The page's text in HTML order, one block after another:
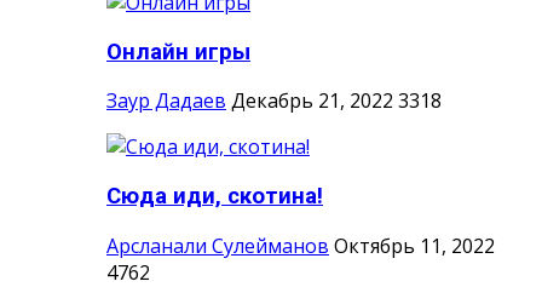
Онлайн игры
Заур Дадаев Декабрь 21, 2022 3318
Сюда иди, скотина!
Арсланали Сулейманов Октябрь 11, 2022
4762